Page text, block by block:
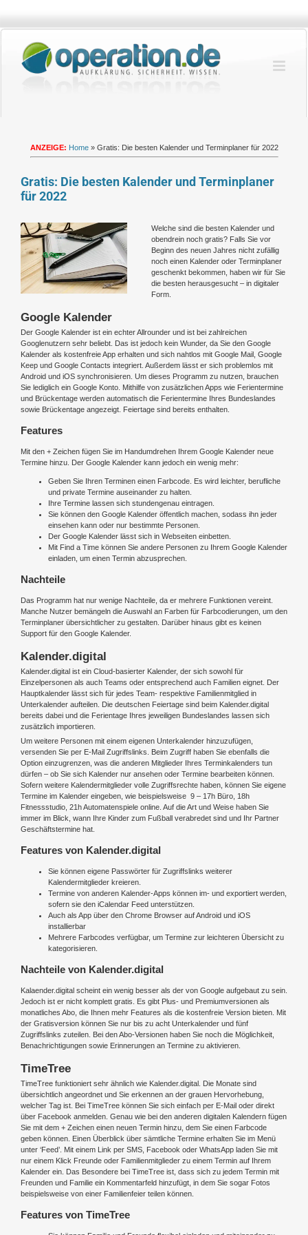
springen
ANZEIGE: Home» Gratis: Die besten Kalender und Terminplaner für 2022
Gratis: Die besten Kalender und Terminplaner
für 2022
Zeige
grösseres
Bild
Welche sind die besten Kalender und
obendrein noch gratis? Falls Sie vor
Beginn des neuen Jahres nicht zufällig
noch einen Kalender oder Terminplaner
geschenkt bekommen, haben wir für Sie
die besten herausgesucht – in digitaler
Form.
Google Kalender
Der Google Kalender ist ein echter Allrounder und ist bei zahlreichen
Googlenutzern sehr beliebt. Das ist jedoch kein Wunder, da Sie den Google
Kalender als kostenfreie App erhalten und sich nahtlos mit Google Mail, Google
Keep und Google Contacts integriert. Außerdem lässt er sich problemlos mit
Android und iOS synchronisieren. Um dieses Programm zu nutzen, brauchen
Sie lediglich ein Google Konto. Mithilfe von zusätzlichen Apps wie Ferientermine
und Brückentage werden automatisch die Ferientermine Ihres Bundeslandes
sowie Brückentage angezeigt. Feiertage sind bereits enthalten.
Features
Mit den + Zeichen fügen Sie im Handumdrehen Ihrem Google Kalender neue
Termine hinzu. Der Google Kalender kann jedoch ein wenig mehr:
Geben Sie Ihren Terminen einen Farbcode. Es wird leichter, berufliche
und private Termine auseinander zu halten.
Ihre Termine lassen sich stundengenau eintragen.
Sie können den Google Kalender öffentlich machen, sodass ihn jeder
einsehen kann oder nur bestimmte Personen.
Der Google Kalender lässt sich in Webseiten einbetten.
Mit Find a Time können Sie andere Personen zu Ihrem Google Kalender
einladen, um einen Termin abzusprechen.
Nachteile
Das Programm hat nur wenige Nachteile, da er mehrere Funktionen vereint.
Manche Nutzer bemängeln die Auswahl an Farben für Farbcodierungen, um den
Terminplaner übersichtlicher zu gestalten. Darüber hinaus gibt es keinen
Support für den Google Kalender.
Kalender.digital
Kalender.digital ist ein Cloud-basierter Kalender, der sich sowohl für
Einzelpersonen als auch Teams oder entsprechend auch Familien eignet. Der
Hauptkalender lässt sich für jedes Team- respektive Familienmitglied in
Unterkalender aufteilen. Die deutschen Feiertage sind beim Kalender.digital
bereits dabei und die Ferientage Ihres jeweiligen Bundeslandes lassen sich
zusätzlich importieren.
Um weitere Personen mit einem eigenen Unterkalender hinzuzufügen,
versenden Sie per E-Mail Zugriffslinks. Beim Zugriff haben Sie ebenfalls die
Option einzugrenzen, was die anderen Mitglieder Ihres Terminkalenders tun
dürfen – ob Sie sich Kalender nur ansehen oder Termine bearbeiten können.
Sofern weitere Kalendermitglieder volle Zugriffsrechte haben, können Sie eigene
Termine im Kalender eingeben, wie beispielsweise 9 – 17h Büro, 18h
Fitnessstudio, 21h Automatenspiele online. Auf die Art und Weise haben Sie
immer im Blick, wann Ihre Kinder zum Fußball verabredet sind und Ihr Partner
Geschäftstermine hat.
Features von Kalender.digital
Sie können eigene Passwörter für Zugriffslinks weiterer
Kalendermitglieder kreieren.
Termine von anderen Kalender-Apps können im- und exportiert werden,
sofern sie den iCalendar Feed unterstützen.
Auch als App über den Chrome Browser auf Android und iOS
installierbar
Mehrere Farbcodes verfügbar, um Termine zur leichteren Übersicht zu
kategorisieren.
Nachteile von Kalender.digital
Kalaender.digital scheint ein wenig besser als der von Google aufgebaut zu sein.
Jedoch ist er nicht komplett gratis. Es gibt Plus- und Premiumversionen als
monatliches Abo, die Ihnen mehr Features als die kostenfreie Version bieten. Mit
der Gratisversion können Sie nur bis zu acht Unterkalender und fünf
Zugriffslinks zuteilen. Bei den Abo-Versionen haben Sie noch die Möglichkeit,
Benachrichtigungen sowie Erinnerungen an Termine zu aktivieren.
TimeTree
TimeTree funktioniert sehr ähnlich wie Kalender.digital. Die Monate sind
übersichtlich angeordnet und Sie erkennen an der grauen Hervorhebung,
welcher Tag ist. Bei TimeTree können Sie sich einfach per E-Mail oder direkt
über Facebook anmelden. Genau wie bei den anderen digitalen Kalendern fügen
Sie mit dem + Zeichen einen neuen Termin hinzu, dem Sie einen Farbcode
geben können. Einen Überblick über sämtliche Termine erhalten Sie im Menü
unter ‘Feed’. Mit einem Link per SMS, Facebook oder WhatsApp laden Sie mit
nur einem Klick Freunde oder Familienmitglieder zu einem Termin auf Ihrem
Kalender ein. Das Besondere bei TimeTree ist, dass sich zu jedem Termin mit
Freunden und Familie ein Kommentarfeld hinzufügt, in dem Sie sogar Fotos
beispielsweise von einer Familienfeier teilen können.
Features von TimeTree